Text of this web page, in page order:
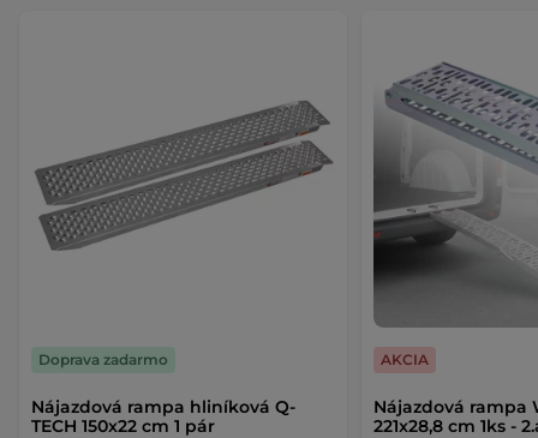
Nájazdová rampa hliníková Q-
TECH 150x22 cm 1 pár
Doprava zadarmo
Nájazdová rampa
221x28,8 cm 1ks -
AKCIA